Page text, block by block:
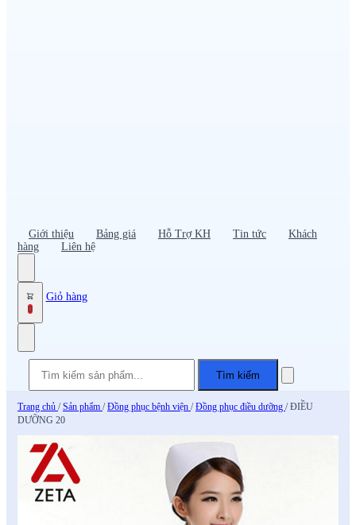
Giới thiệu Bảng giá Hỗ Trợ KH Tin tức
Khách
hàng
Liên hệ
0
Giỏ hàng
Tìm kiếm
Trang chủ / Sản phẩm / Đồng phục bệnh viện / Đồng phục điều dưỡng / ĐIỀU
DƯỠNG 20